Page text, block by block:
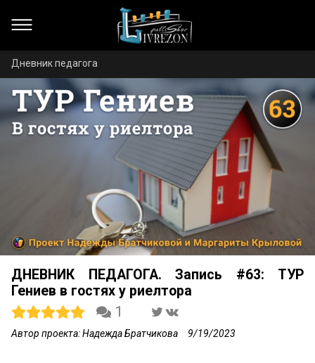
Дневник педагога
ДНЕВНИК ПЕДАГОГА. Запись #63: ТУР
Гениев в гостях у риелтора
1
Автор проекта: Надежда Братчикова 9/19/2023